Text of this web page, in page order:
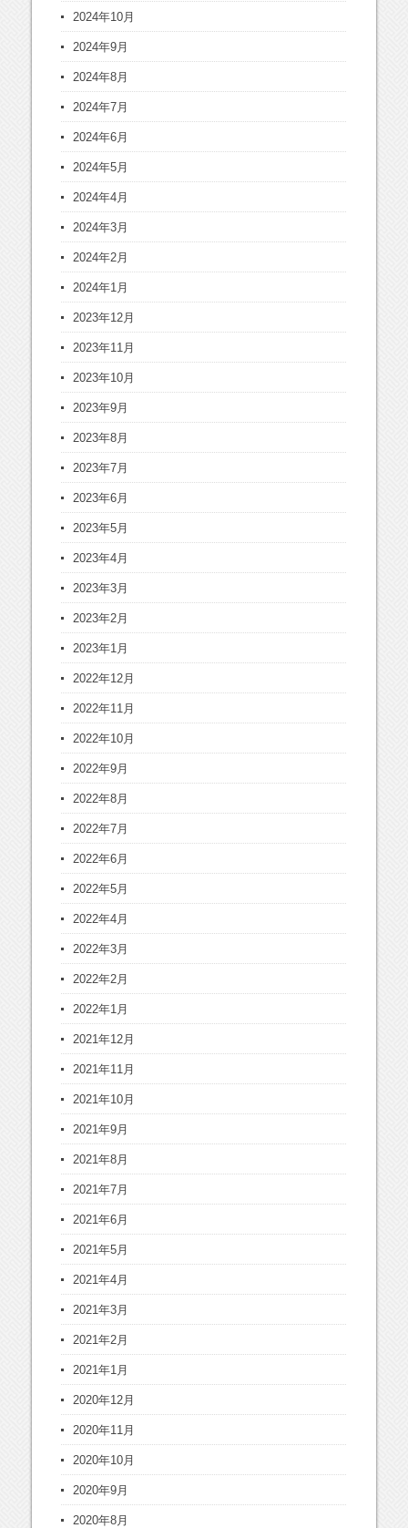
2024年10月
2024年9月
2024年8月
2024年7月
2024年6月
2024年5月
2024年4月
2024年3月
2024年2月
2024年1月
2023年12月
2023年11月
2023年10月
2023年9月
2023年8月
2023年7月
2023年6月
2023年5月
2023年4月
2023年3月
2023年2月
2023年1月
2022年12月
2022年11月
2022年10月
2022年9月
2022年8月
2022年7月
2022年6月
2022年5月
2022年4月
2022年3月
2022年2月
2022年1月
2021年12月
2021年11月
2021年10月
2021年9月
2021年8月
2021年7月
2021年6月
2021年5月
2021年4月
2021年3月
2021年2月
2021年1月
2020年12月
2020年11月
2020年10月
2020年9月
2020年8月